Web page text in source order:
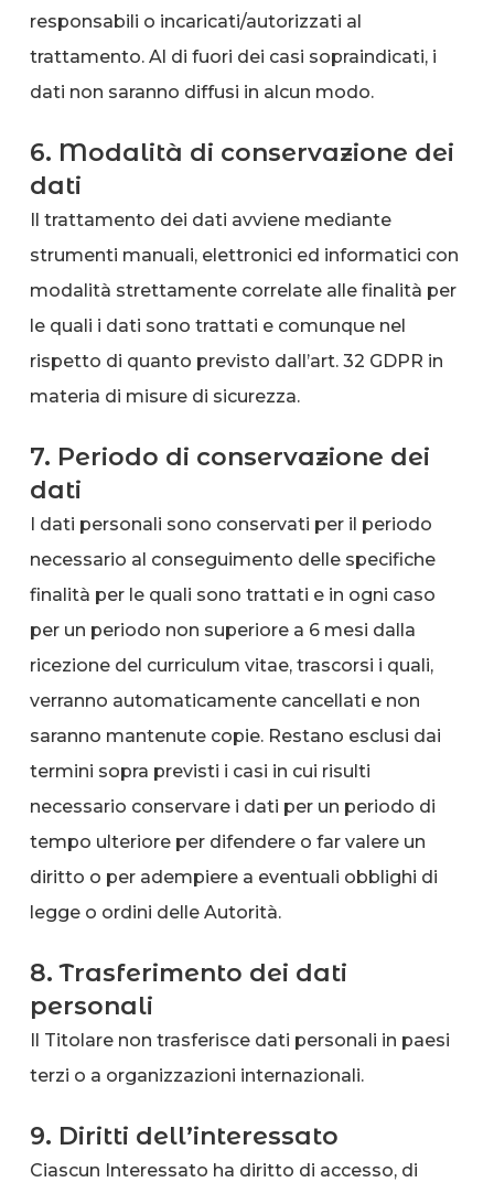
responsabili o incaricati/autorizzati al
trattamento. Al di fuori dei casi sopraindicati, i
dati non saranno diffusi in alcun modo.
6. Modalità di conservazione dei
dati
Il trattamento dei dati avviene mediante
strumenti manuali, elettronici ed informatici con
modalità strettamente correlate alle finalità per
le quali i dati sono trattati e comunque nel
rispetto di quanto previsto dall’art. 32 GDPR in
materia di misure di sicurezza.
7. Periodo di conservazione dei
dati
I dati personali sono conservati per il periodo
necessario al conseguimento delle specifiche
finalità per le quali sono trattati e in ogni caso
per un periodo non superiore a 6 mesi dalla
ricezione del curriculum vitae, trascorsi i quali,
verranno automaticamente cancellati e non
saranno mantenute copie. Restano esclusi dai
termini sopra previsti i casi in cui risulti
necessario conservare i dati per un periodo di
tempo ulteriore per difendere o far valere un
diritto o per adempiere a eventuali obblighi di
legge o ordini delle Autorità.
8. Trasferimento dei dati
personali
Il Titolare non trasferisce dati personali in paesi
terzi o a organizzazioni internazionali.
9. Diritti dell’interessato
Ciascun Interessato ha diritto di accesso, di